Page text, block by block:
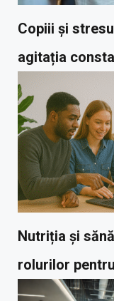
Copiii și
agitația
Nutriția și
rolurilor